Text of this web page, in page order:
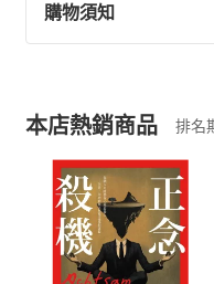
退換貨規定：
(一)依消費者保
(二)消費者訂購
且已下載/存取電
退貨方式：您欲取
貨」，本店鋪將依
請注意，樂天市場
購物須知
挑選商品
Choose
購書後，如何
本店熱銷商品 排名